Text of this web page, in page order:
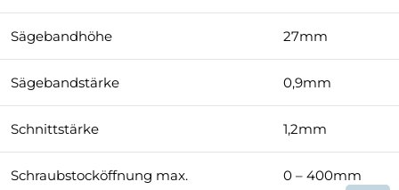
Sägebandhöhe 27mm
Sägebandstärke 0,9mm
Schnittstärke 1,2mm
Schraubstocköffnung max. 0 – 400mm